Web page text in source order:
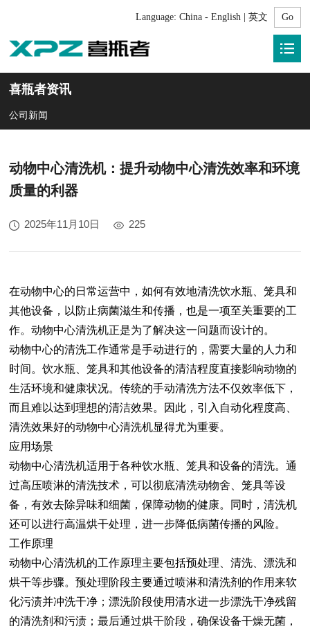
Language: China - English | 英文
喜瓶者资讯
公司新闻
动物中心清洗机：提升动物中心清洗效率和环境
质量的利器
2025年11月10日 225
在动物中心的日常运营中，如何有效地清洗饮水瓶、笼具和
其他设备，以防止病菌滋生和传播，也是一项至关重要的工
作。动物中心清洗机正是为了解决这一问题而设计的。
动物中心的清洗工作通常是手动进行的，需要大量的人力和
时间。饮水瓶、笼具和其他设备的清洁程度直接影响动物的
生活环境和健康状况。传统的手动清洗方法不仅效率低下，
而且难以达到理想的清洁效果。因此，引入自动化程度高、
清洗效果好的动物中心清洗机显得尤为重要。
应用场景
动物中心清洗机适用于各种饮水瓶、笼具和设备的清洗。通
过高压喷淋的清洗技术，可以彻底清洗动物舍、笼具等设
备，有效去除异味和细菌，保障动物的健康。同时，清洗机
还可以进行高温烘干处理，进一步降低病菌传播的风险。
工作原理
动物中心清洗机的工作原理主要包括预处理、清洗、漂洗和
烘干等步骤。预处理阶段主要通过喷淋和清洗剂的作用来软
化污渍并冲洗干净；漂洗阶段使用清水进一步漂洗干净残留
的清洗剂和污渍；最后通过烘干阶段，确保设备干燥无菌，